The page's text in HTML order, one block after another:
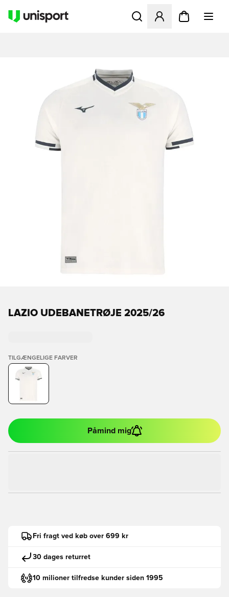
Åbner en Modal til at
LAZIO UDEBANETRØJE 2025/26
TILGÆNGELIGE FARVER
Påmind mig
Fri fragt ved køb over 699 kr
30 dages returret
10 milioner tilfredse kunder siden 1995